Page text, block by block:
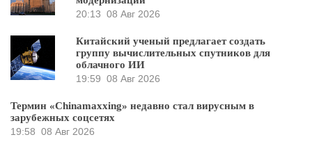
20:13 08 Авг 2026
Китайский ученый предлагает создать
группу вычислительных спутников для
облачного ИИ
19:59 08 Авг 2026
Термин «Chinamaxxing» недавно стал вирусным в
зарубежных соцсетях
19:58 08 Авг 2026